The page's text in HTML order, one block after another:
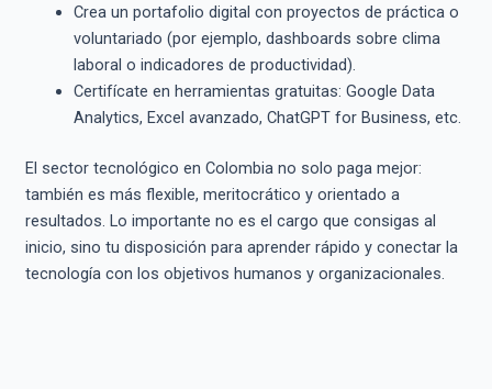
Crea un portafolio digital con proyectos de práctica o
voluntariado (por ejemplo, dashboards sobre clima
laboral o indicadores de productividad).
Certifícate en herramientas gratuitas: Google Data
Analytics, Excel avanzado, ChatGPT for Business, etc.
El sector tecnológico en Colombia no solo paga mejor:
también es más flexible, meritocrático y orientado a
resultados. Lo importante no es el cargo que consigas al
inicio, sino tu disposición para aprender rápido y conectar la
tecnología con los objetivos humanos y organizacionales.